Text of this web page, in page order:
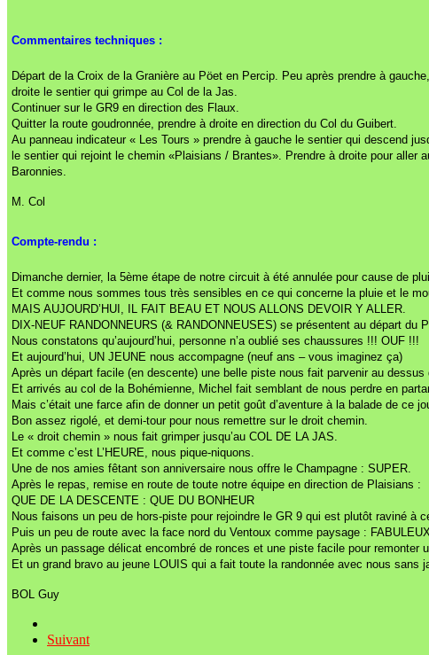
Commentaires techniques :
Départ de la Croix de la Granière au Pöet en Percip. Peu après prendre à
droite le sentier qui grimpe au Col de la Jas.
Continuer sur le GR9 en direction des Flaux.
Quitter la route goudronnée, prendre à droite en direction du Col du Guibert.
Au panneau indicateur « Les Tours » prendre à gauche le sentier qui descend
le sentier qui rejoint le chemin «Plaisians / Brantes». Prendre à droite pour aller
Baronnies.
M. Col
Compte-rendu :
Dimanche dernier, la 5ème étape de notre circuit à été annulée pour cause de
Et comme nous sommes tous très sensibles en ce qui concerne la pluie et le
MAIS AUJOURD’HUI, IL FAIT BEAU ET NOUS ALLONS DEVOIR Y ALLER.
DIX-NEUF RANDONNEURS (& RANDONNEUSES) se présentent au départ du
Nous constatons qu’aujourd’hui, personne n’a oublié ses chaussures !!! OUF !!!
Et aujourd’hui, UN JEUNE nous accompagne (neuf ans – vous imaginez ça)
Après un départ facile (en descente) une belle piste nous fait parvenir au
Et arrivés au col de la Bohémienne, Michel fait semblant de nous perdre en
Mais c’était une farce afin de donner un petit goût d’aventure à la balade de ce
Bon assez rigolé, et demi-tour pour nous remettre sur le droit chemin.
Le « droit chemin » nous fait grimper jusqu’au COL DE LA JAS.
Et comme c’est L’HEURE, nous pique-niquons.
Une de nos amies fêtant son anniversaire nous offre le Champagne : SUPER.
Après le repas, remise en route de toute notre équipe en direction de Plaisians :
QUE DE LA DESCENTE : QUE DU BONHEUR
Nous faisons un peu de hors-piste pour rejoindre le GR 9 qui est plutôt raviné à
Puis un peu de route avec la face nord du Ventoux comme paysage : FABULEUX.
Après un passage délicat encombré de ronces et une piste facile pour remonter
Et un grand bravo au jeune LOUIS qui a fait toute la randonnée avec nous sans
BOL Guy
Suivant